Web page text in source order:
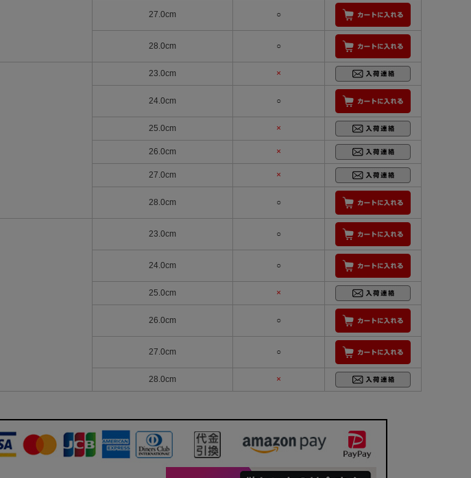
27.0cm ○
28.0cm ○
23.0cm ×
24.0cm ○
25.0cm ×
26.0cm ×
27.0cm ×
28.0cm ○
23.0cm ○
24.0cm ○
25.0cm ×
26.0cm ○
27.0cm ○
28.0cm ×